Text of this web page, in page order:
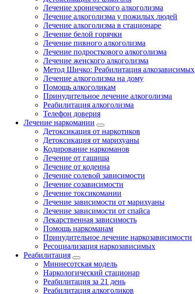
Лечение хронического алкоголизма
Лечение алкоголизма у пожилых людей
Лечение алкоголизма в стационаре
Лечение белой горячки
Лечение пивного алкоголизма
Лечение подросткового алкоголизма
Лечение женского алкоголизма
Метод Шичко: Реабилитация алкозависимых
Лечение алкоголизма на дому
Помощь алкоголикам
Принудительное лечение алкоголизма
Реабилитация алкоголизма
Телефон доверия
Лечение наркомании
Детоксикация от наркотиков
Детоксикация от марихуаны
Кодирование наркоманов
Лечение от гашиша
Лечение от кодеина
Лечение солевой зависимости
Лечение созависимости
Лечение токсикомании
Лечение зависимости от марихуаны
Лечение зависимости от спайса
Лекарственная зависимость
Помощь наркоманам
Принудительное лечение наркозависимости
Ресоциализация наркозависимых
Реабилитация
Миннесотская модель
Наркологический стационар
Реабилитация за 21 день
Реабилитация алкоголиков